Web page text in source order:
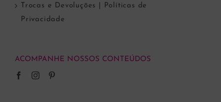
Trocas e Devoluções | Políticas de
Privacidade
ACOMPANHE NOSSOS CONTEÚDOS